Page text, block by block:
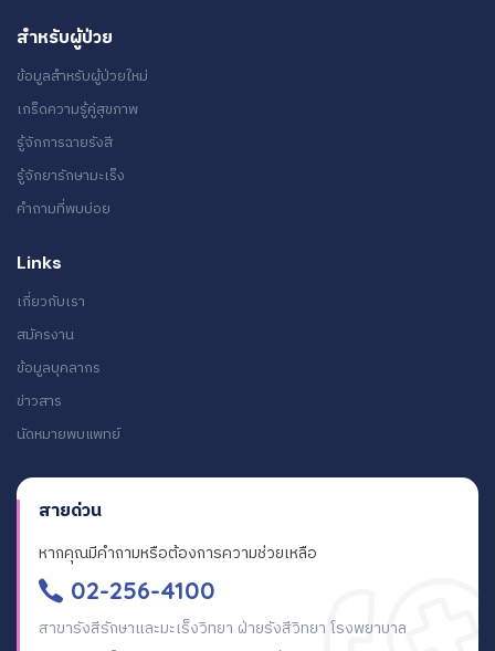
สำหรับผู้ป่วย
ข้อมูลสำหรับผู้ป่วยใหม่
เกร็ดความรู้คู่สุขภาพ
รู้จักการฉายรังสี
รู้จักยารักษามะเร็ง
คำถามที่พบบ่อย
Links
เกี่ยวกับเรา
สมัครงาน
ข้อมูลบุคลากร
ข่าวสาร
นัดหมายพบแพทย์
สายด่วน
หากคุณมีคำถามหรือต้องการความช่วยเหลือ
02-256-4100
สาขารังสีรักษาและมะเร็งวิทยา ฝ่ายรังสีวิทยา โรงพยาบาล